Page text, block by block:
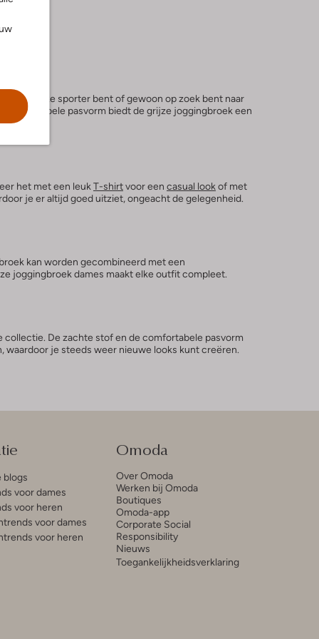
fanatieke sporter bent of gewoon op zoek bent naar
pasvorm biedt de grijze joggingbroek een
het met een leukT-shirtvoor een casual lookof met
je er altijd goed uitziet, ongeacht de gelegenheid.
kan worden gecombineerd met een
joggingbroek dames maakt elke outfit compleet.
collectie. De zachte stof en de comfortabele pasvorm
waardoor je steeds weer nieuwe looks kunt creëren.
blogs
voor dames
voor heren
voor dames
voor heren
Omoda
Over Omoda
Werken bij Omoda
Boutiques
Omoda-app
Corporate Social
Responsibility
Nieuws
Toegankelijkheidsverklaring